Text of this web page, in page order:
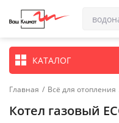
КАТАЛОГ
Главная / Всё для отопления
Котел газовый